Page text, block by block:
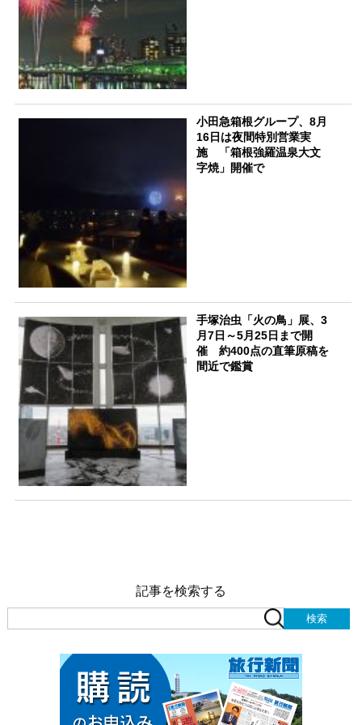
小田急箱根グループ、8月
16日は夜間特別営業実
施 「箱根強羅温泉大文
字焼」開催で
手塚治虫「火の鳥」展、3
月7日～5月25日まで開
催 約400点の直筆原稿を
間近で鑑賞
記事を検索する